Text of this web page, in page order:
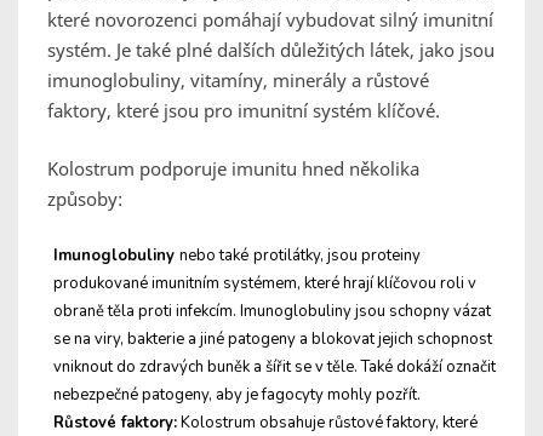
které novorozenci pomáhají vybudovat silný imunitní
systém. Je také plné dalších důležitých látek, jako jsou
imunoglobuliny, vitamíny, minerály a růstové
faktory, které jsou pro imunitní systém klíčové.
Kolostrum podporuje imunitu hned několika
způsoby:
Imunoglobuliny nebo také protilátky, jsou proteiny
produkované imunitním systémem, které hrají klíčovou roli v
obraně těla proti infekcím. Imunoglobuliny jsou schopny vázat
se na viry, bakterie a jiné patogeny a blokovat jejich schopnost
vniknout do zdravých buněk a šířit se v těle. Také dokáží označit
nebezpečné patogeny, aby je fagocyty mohly pozřít.
Růstové faktory:Kolostrum obsahuje růstové faktory, které